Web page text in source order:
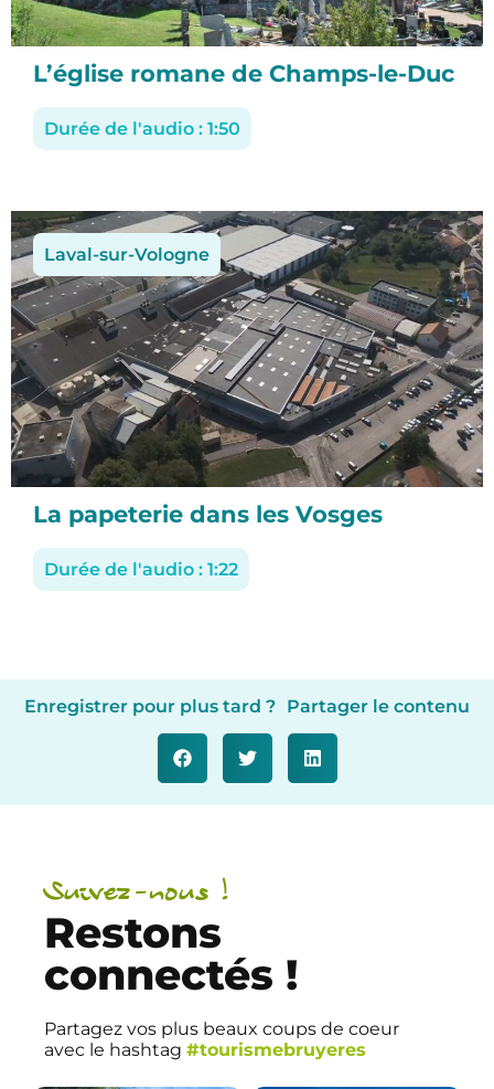
L’église romane de Champs-le-Duc
Durée de l'audio : 1:50
Laval-sur-Vologne
La papeterie dans les Vosges
Durée de l'audio : 1:22
Enregistrer pour plus tard ? Partager le contenu
Suivez-nous !
Restons
connectés !
Partagez vos plus beaux coups de coeur
avec le hashtag #tourismebruyeres